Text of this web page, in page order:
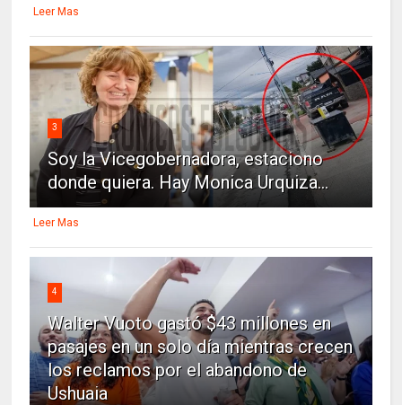
Leer Mas
3
Soy la Vicegobernadora, estaciono
donde quiera. Hay Monica Urquiza...
Leer Mas
4
Walter Vuoto gastó $43 millones en
pasajes en un solo día mientras crecen
los reclamos por el abandono de
Ushuaia